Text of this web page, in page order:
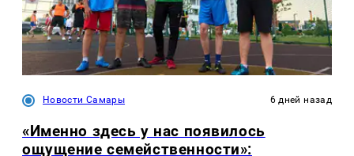
Новости Самары 6 дней назад
«Именно здесь у нас появилось
ощущение семейственности»: